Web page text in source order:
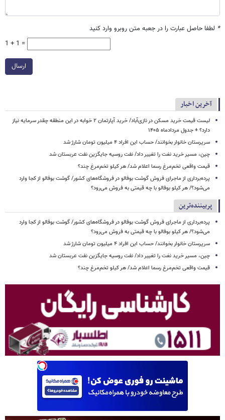
* لطفا حاصل عبارت را در جعبه متن روبرو وارد کنید
1 + 1 =
ارسال
آخرین اخبار
لیست قیمت خرید مسکن در نازی‌آباد/ خرید آپارتمان ۲ خوابه در این منطقه چقدر سرمایه نیاز
دارد؟ + جدول مردادماه ۱۴۰۵
سرپرستان خانوار بخوانند/ حساب این افراد ۴ میلیون تومان شارژ شد
چین، مسیر خرید نغت را تغییر داد/ نفت روسیه جایگزین نفت عربستان شد
قیمت واقعی تخم‌مرغ رسما اعلام شد/ هر کیلو تخم‌مرغ چند؟
پرده‌برداری از ماجرای فروش گوشت بوفالو در فروشگاه‌های کشور/ گوشت بوفالو از کجا وارد
می‌شود؟/ هر کیلو بوفالو با چه قیمتی به فروش می‌رود؟
پربیننده‌ترین
پرده‌برداری از ماجرای فروش گوشت بوفالو در فروشگاه‌های کشور/ گوشت بوفالو از کجا وارد
می‌شود؟/ هر کیلو بوفالو با چه قیمتی به فروش می‌رود؟
سرپرستان خانوار بخوانند/ حساب این افراد ۴ میلیون تومان شارژ شد
چین، مسیر خرید نغت را تغییر داد/ نفت روسیه جایگزین نفت عربستان شد
قیمت واقعی تخم‌مرغ رسما اعلام شد/ هر کیلو تخم‌مرغ چند؟